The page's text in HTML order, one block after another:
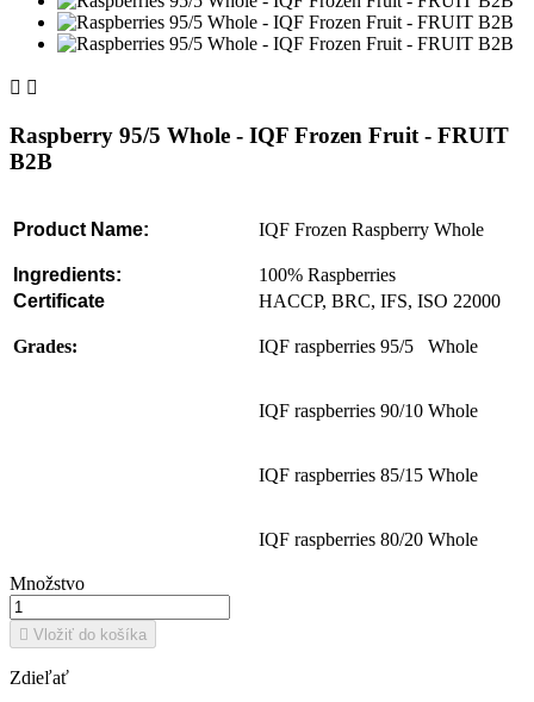
 
Raspberry 95/5 Whole - IQF Frozen Fruit - FRUIT
B2B
Product Name: IQF Frozen Raspberry Whole
Ingredients:
100% Raspberries
Certificate
HACCP, BRC, IFS, ISO 22000
Grades: IQF raspberries 95/5 Whole
IQF raspberries 90/10 Whole
IQF raspberries 85/15 Whole
IQF raspberries 80/20 Whole
Množstvo
 Vložiť do košíka
Zdieľať